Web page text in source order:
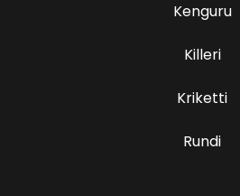
Kenguru
Killeri
Kriketti
Rundi